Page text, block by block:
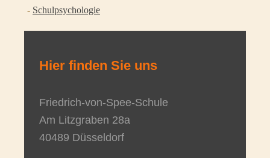
- Schulpsychologie
Hier finden Sie uns
Friedrich-von-Spee-Schule
Am Litzgraben 28a
40489 Düsseldorf